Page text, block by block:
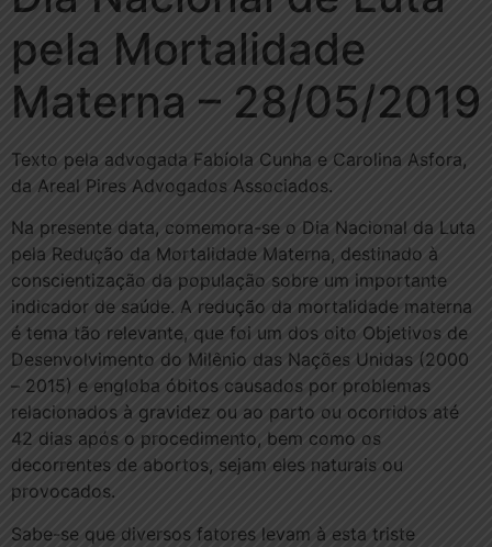
pela Mortalidade
Materna – 28/05/2019
Texto pela advogada Fabíola Cunha e Carolina Asfora,
da Areal Pires Advogados Associados.
Na presente data, comemora-se o Dia Nacional da Luta
pela Redução da Mortalidade Materna, destinado à
conscientização da população sobre um importante
indicador de saúde. A redução da mortalidade materna
é tema tão relevante, que foi um dos oito Objetivos de
Desenvolvimento do Milênio das Nações Unidas (2000
– 2015) e engloba óbitos causados por problemas
relacionados à gravidez ou ao parto ou ocorridos até
42 dias após o procedimento, bem como os
decorrentes de abortos, sejam eles naturais ou
provocados.
Sabe-se que diversos fatores levam à esta triste